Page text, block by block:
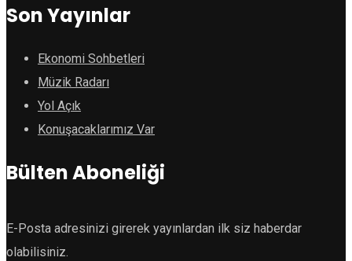
Son Yayınlar
Ekonomi Sohbetleri
Müzik Radarı
Yol Açık
Konuşacaklarımız Var
Bülten Aboneliği
E-Posta adresinizi girerek yayınlardan ilk siz haberdar
olabilisiniz.